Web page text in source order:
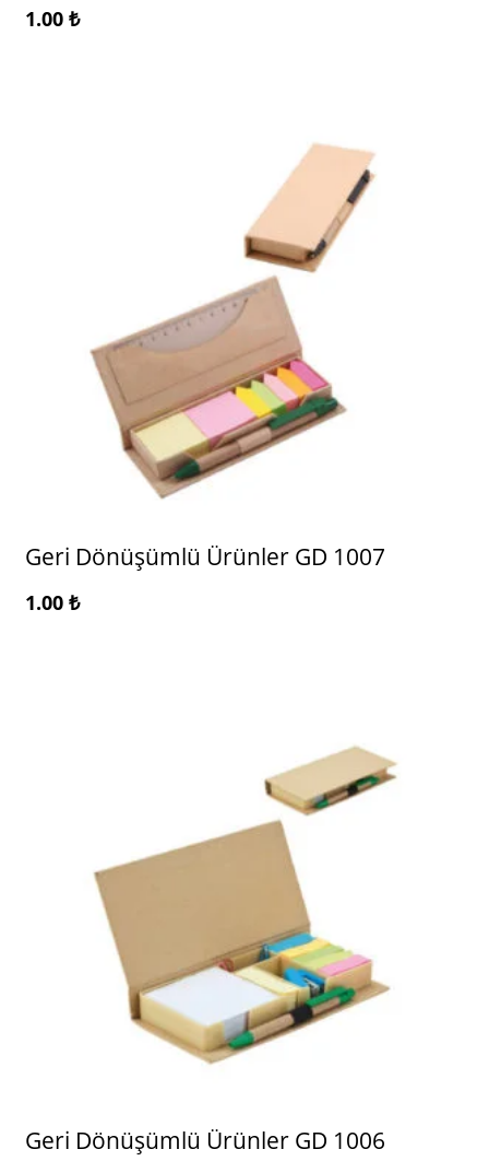
1.00 ₺
Geri Dönüşümlü Ürünler GD 1007
1.00 ₺
Geri Dönüşümlü Ürünler GD 1006